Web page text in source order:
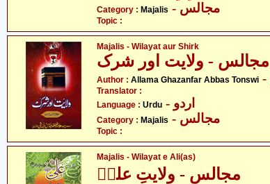
Category : Majalis - مجالس
Topic :
Majalis - Wilayat aur Shirk
مجالس - ولایت اور شرک
Author : Allama Ghazanfar Abbas Tonswi
Translator :
Language : Urdu - اردو
Category : Majalis - مجالس
Topic :
Majalis - Wilayat e Ali(as)
مجالس - ولایتِ علیؑ